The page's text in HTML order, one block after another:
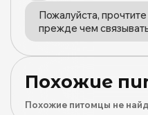
Пожалуйста,
прежде чем
Похожие
Похожие питомцы не